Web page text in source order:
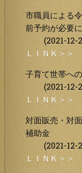
市職員による
前予約が必要
(2021-12-
ＬＩＮＫ＞＞
子育て世帯へ
(2021-12-
ＬＩＮＫ＞＞
対面販売・対
補助金
(2021-12-
ＬＩＮＫ＞＞